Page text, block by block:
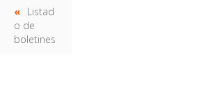
Listad
o de
boletines